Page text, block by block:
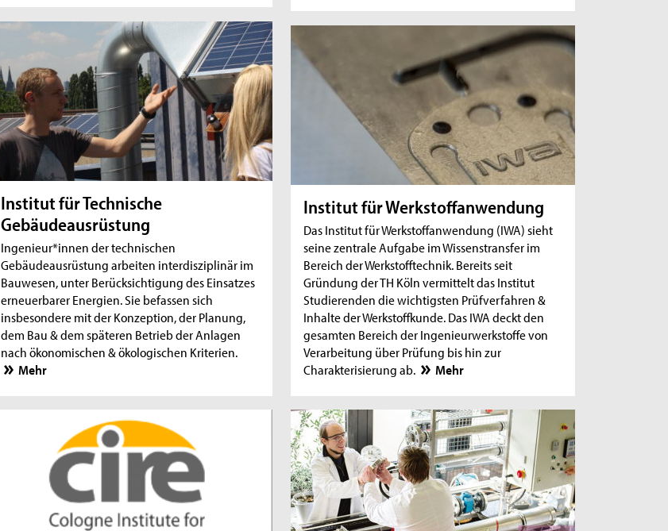
Institut für Technische
Gebäudeausrüstung
Ingenieur*innen der technischen
Gebäudeausrüstung arbeiten interdisziplinär im
Bauwesen, unter Berücksichtigung des Einsatzes
erneuerbarer Energien. Sie befassen sich
insbesondere mit der Konzeption, der Planung,
dem Bau & dem späteren Betrieb der Anlagen
nach ökonomischen & ökologischen Kriterien.
Mehr
Institut für Werkstoffanwendung
Das Institut für Werkstoffanwendung (IWA) sieht
seine zentrale Aufgabe im Wissenstransfer im
Bereich der Werkstofftechnik. Bereits seit
Gründung der TH Köln vermittelt das Institut
Studierenden die wichtigsten Prüfverfahren &
Inhalte der Werkstoffkunde. Das IWA deckt den
gesamten Bereich der Ingenieurwerkstoffe von
Verarbeitung über Prüfung bis hin zur
Charakterisierung ab.
Mehr